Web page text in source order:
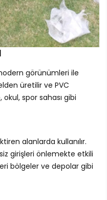
görünümleri ile
üretilir ve PVC
spor sahası gibi
alanlarda kullanılır.
girişleri önlemekte etkili
bölgeler ve depolar gibi